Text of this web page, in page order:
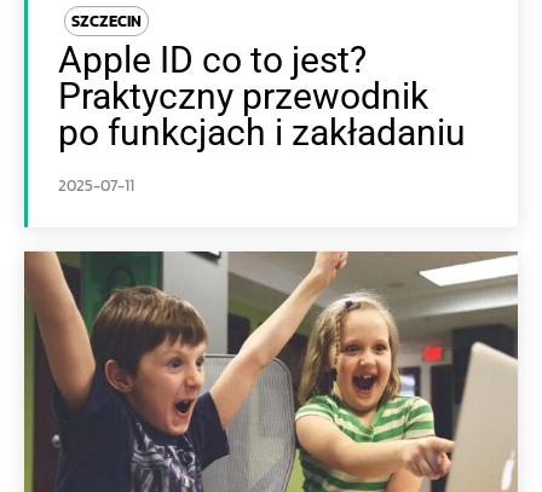
SZCZECIN
Apple ID co to jest?
Praktyczny przewodnik
po funkcjach i zakładaniu
2025-07-11